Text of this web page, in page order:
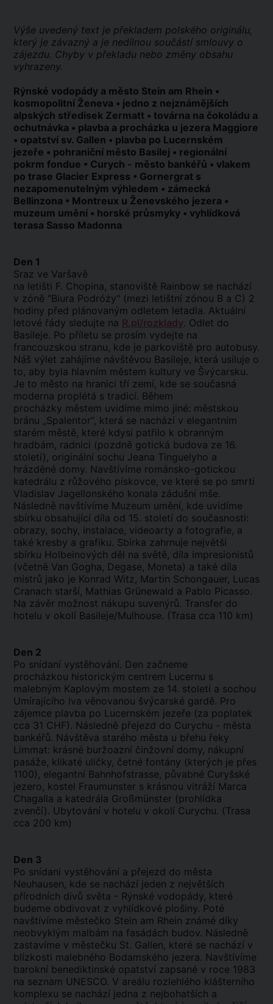
Výše uvedený text je překladem polského originálu,
který je závazný a je nedílnou součástí smlouvy o
zájezdu. Chyby v překladu nebo změny obsahu
vyhrazeny.
Rýnské vodopády a město Stein am Rhein •
kosmopolitní Ženeva • jedno z nejznámějších
alpských středisek Zermatt • továrna na čokoládu a
ochutnávka • plavba a procházka u jezera Maggiore
• opatství sv. Gallen • plavba po Lucernském
jezeře • pohraniční město Basilej • regionální
pokrm fondue • Curych - město bankéřů • vlakem
po trase Glacier Express • Gornergrat s
nezapomenutelným výhledem • zámecká
Bellinzona • Montreux u Ženevského jezera •
muzeum umění • horské průsmyky • vyhlídková
terasa Sasso Madonna
Den 1
Sraz ve Varšavě
na letišti F. Chopina, stanoviště Rainbow se nachází
v zóně "Biura Podróży" (mezi letištní zónou B a C) 2
hodiny před plánovaným odletem letadla. Aktuální
letové řády sledujte na R.pl/rozklady. Odlet do
Basileje. Po příletu se prosím vydejte na
francouzskou stranu, kde je parkoviště pro autobusy.
Náš výlet zahájíme návštěvou Basileje, která usiluje o
to, aby byla hlavním městem kultury ve Švýcarsku.
Je to město na hranici tří zemí, kde se současná
moderna proplétá s tradicí. Během
procházky městem uvidíme mimo jiné: městskou
bránu „Spalentor“, která se nachází v elegantním
starém městě, které kdysi patřilo k obranným
hradbám, radnici (pozdně gotická budova ze 16.
století), originální sochu Jeana Tinguelyho a
hrázděné domy. Navštívíme románsko-gotickou
katedrálu z růžového pískovce, ve které se po smrti
Vladislav Jagellonského konala zádušní mše.
Následně navštívíme Muzeum umění, kde uvidíme
sbírku obsahující díla od 15. století do současnosti:
obrazy, sochy, instalace, videoarty a fotografie, a
také kresby a grafiku. Sbírka zahrnuje největší
sbírku Holbeinových děl na světě, díla impresionistů
(včetně Van Gogha, Degase, Moneta) a také díla
mistrů jako je Konrad Witz, Martin Schongauer, Lucas
Cranach starší, Mathias Grünewald a Pablo Picasso.
Na závěr možnost nákupu suvenýrů. Transfer do
hotelu v okolí Basileje/Mulhouse. (Trasa cca 110 km)
Den 2
Po snídaní vystěhování. Den začneme
procházkou historickým centrem Lucernu s
malebným Kaplovým mostem ze 14. století a sochou
Umírajícího lva věnovanou švýcarské gardě. Pro
zájemce plavba po Lucernském jezeře (za poplatek
cca 31 CHF). Následně přejezd do Curychu - města
bankéřů. Návštěva starého města u břehu řeky
Limmat: krásné buržoazní činžovní domy, nákupní
pasáže, klikaté uličky, četné fontány (kterých je přes
1100), elegantní Bahnhofstrasse, půvabné Curyšské
jezero, kostel Fraumunster s krásnou vitráží Marca
Chagalla a katedrála Großmünster (prohlídka
zvenčí). Ubytování v hotelu v okolí Curychu. (Trasa
cca 200 km)
Den 3
Po snídani vystěhování a přejezd do města
Neuhausen, kde se nachází jeden z největších
přírodních divů světa - Rýnské vodopády, které
budeme obdivovat z vyhlídkové plošiny. Poté
navštívíme městečko Stein am Rhein známé díky
neobvyklým malbám na fasádách budov. Následně
zastavíme v městečku St. Gallen, které se nachází v
blízkosti malebného Bodamského jezera. Navštívíme
barokní benediktinské opatství zapsané v roce 1983
na seznam UNESCO. V areálu rozlehlého klášterního
komplexu se nachází jedna z nejbohatších a